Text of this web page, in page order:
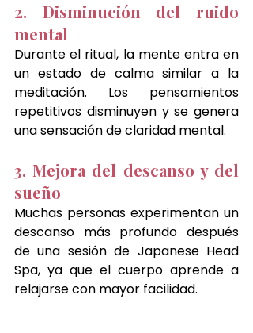
2. Disminución del ruido
mental
Durante el ritual, la mente entra en
un estado de calma similar a la
meditación. Los pensamientos
repetitivos disminuyen y se genera
una sensación de claridad mental.
3. Mejora del descanso y del
sueño
Muchas personas experimentan un
descanso más profundo después
de una sesión de Japanese Head
Spa, ya que el cuerpo aprende a
relajarse con mayor facilidad.